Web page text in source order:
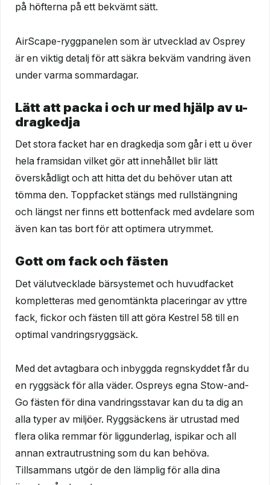
på höfterna på ett bekvämt sätt.
AirScape-ryggpanelen som är utvecklad av Osprey
är en viktig detalj för att säkra bekväm vandring även
under varma sommardagar.
Lätt att packa i och ur med hjälp av u-
dragkedja
Det stora facket har en dragkedja som går i ett u över
hela framsidan vilket gör att innehållet blir lätt
överskådligt och att hitta det du behöver utan att
tömma den. Toppfacket stängs med rullstängning
och längst ner finns ett bottenfack med avdelare som
även kan tas bort för att optimera utrymmet.
Gott om fack och fästen
Det välutvecklade bärsystemet och huvudfacket
kompletteras med genomtänkta placeringar av yttre
fack, fickor och fästen till att göra Kestrel 58 till en
optimal vandringsryggsäck.
Med det avtagbara och inbyggda regnskyddet får du
en ryggsäck för alla väder. Ospreys egna Stow-and-
Go fästen för dina vandringsstavar kan du ta dig an
alla typer av miljöer. Ryggsäckens är utrustad med
flera olika remmar för liggunderlag, ispikar och all
annan extrautrustning som du kan behöva.
Tillsammans utgör de den lämplig för alla dina